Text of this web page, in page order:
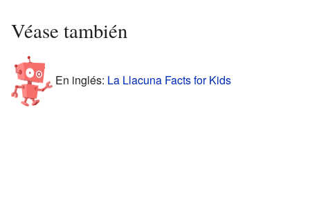
Véase también
En inglés: La Llacuna Facts for Kids